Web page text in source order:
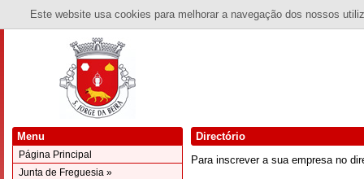
Este website usa cookies para melhorar a navegação dos nossos
Menu
Página Principal
Junta de Freguesia »
Directório
Para inscrever a sua empresa no